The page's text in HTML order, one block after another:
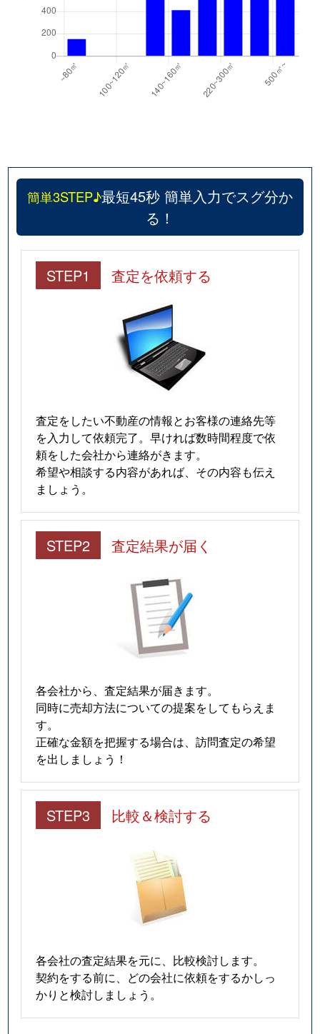
簡単3STEP♪最短45秒 簡単入力でスグ分か
る！
STEP1 査定を依頼する
査定をしたい不動産の情報とお客様の連絡先等
を入力して依頼完了。早ければ数時間程度で依
頼をした会社から連絡がきます。
希望や相談する内容があれば、その内容も伝え
ましょう。
STEP2 査定結果が届く
各会社から、査定結果が届きます。
同時に売却方法についての提案をしてもらえま
す。
正確な金額を把握する場合は、訪問査定の希望
を出しましょう！
STEP3 比較＆検討する
各会社の査定結果を元に、比較検討します。
契約をする前に、どの会社に依頼をするかしっ
かりと検討しましょう。